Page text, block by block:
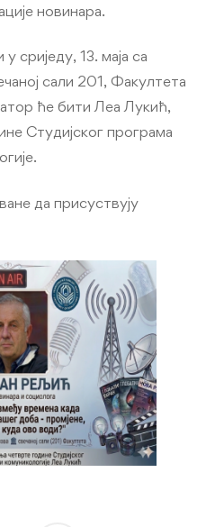
новинара.
13. маја са
сали 201, Факултета
ће бити Леа Лукић,
Студијског програма
да присуствују